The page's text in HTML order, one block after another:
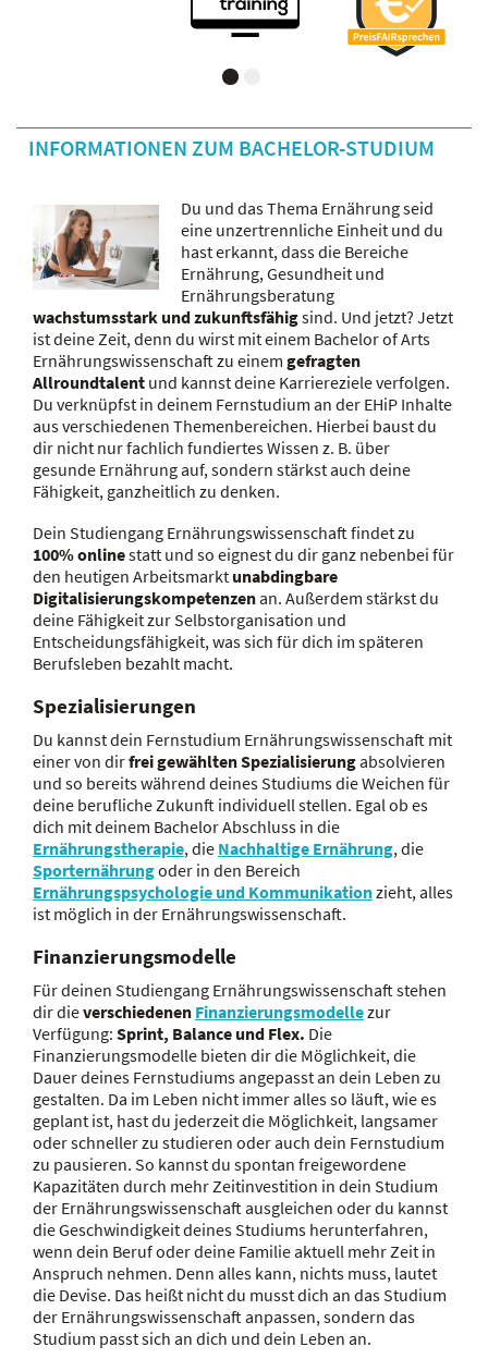
INFORMATIONEN ZUM BACHELOR-STUDIUM
Du und das Thema Ernährung seid
eine unzertrennliche Einheit und du
hast erkannt, dass die Bereiche
Ernährung, Gesundheit und
Ernährungsberatung
wachstumsstark und zukunftsfähigsind. Und jetzt? Jetzt
ist deine Zeit, denn du wirst mit einem Bachelor of Arts
Ernährungswissenschaft zu einem gefragten
Allroundtalent und kannst deine Karriereziele verfolgen.
Du verknüpfst in deinem Fernstudium an der EHiP Inhalte
aus verschiedenen Themenbereichen. Hierbei baust du
dir nicht nur fachlich fundiertes Wissen z. B. über
gesunde Ernährung auf, sondern stärkst auch deine
Fähigkeit, ganzheitlich zu denken.
Dein Studiengang Ernährungswissenschaft findet zu
100% onlinestatt und so eignest du dir ganz nebenbei für
den heutigen Arbeitsmarkt unabdingbare
Digitalisierungskompetenzenan. Außerdem stärkst du
deine Fähigkeit zur Selbstorganisation und
Entscheidungsfähigkeit, was sich für dich im späteren
Berufsleben bezahlt macht.
Spezialisierungen
Du kannst dein Fernstudium Ernährungswissenschaft mit
einer von dirfrei gewählten Spezialisierungabsolvieren
und so bereits während deines Studiums die Weichen für
deine berufliche Zukunft individuell stellen. Egal ob es
dich mit deinem Bachelor Abschluss in die
Ernährungstherapie, die Nachhaltige Ernährung, die
Sporternährungoder in den Bereich
Ernährungspsychologie und Kommunikationzieht, alles
ist möglich in der Ernährungswissenschaft.
Finanzierungsmodelle
Für deinen Studiengang Ernährungswissenschaft stehen
dir dieverschiedenen Finanzierungsmodellezur
Verfügung: Sprint, Balance und Flex. Die
Finanzierungsmodelle bieten dir die Möglichkeit, die
Dauer deines Fernstudiums angepasst an dein Leben zu
gestalten. Da im Leben nicht immer alles so läuft, wie es
geplant ist, hast du jederzeit die Möglichkeit, langsamer
oder schneller zu studieren oder auch dein Fernstudium
zu pausieren. So kannst du spontan freigewordene
Kapazitäten durch mehr Zeitinvestition in dein Studium
der Ernährungswissenschaft ausgleichen oder du kannst
die Geschwindigkeit deines Studiums herunterfahren,
wenn dein Beruf oder deine Familie aktuell mehr Zeit in
Anspruch nehmen. Denn alles kann, nichts muss, lautet
die Devise. Das heißt nicht du musst dich an das Studium
der Ernährungswissenschaft anpassen, sondern das
Studium passt sich an dich und dein Leben an.